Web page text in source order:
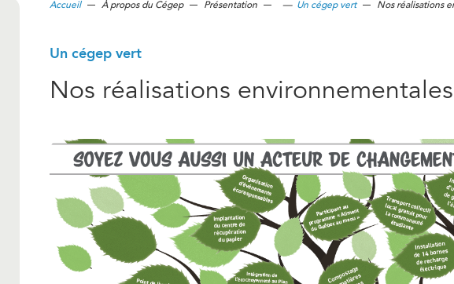
dans
nouvel nouvel
Accueil À propos du Cégep Présentation — Un cégep vert Nos réalisations
Un cégep vert
Nos réalisations environnementales